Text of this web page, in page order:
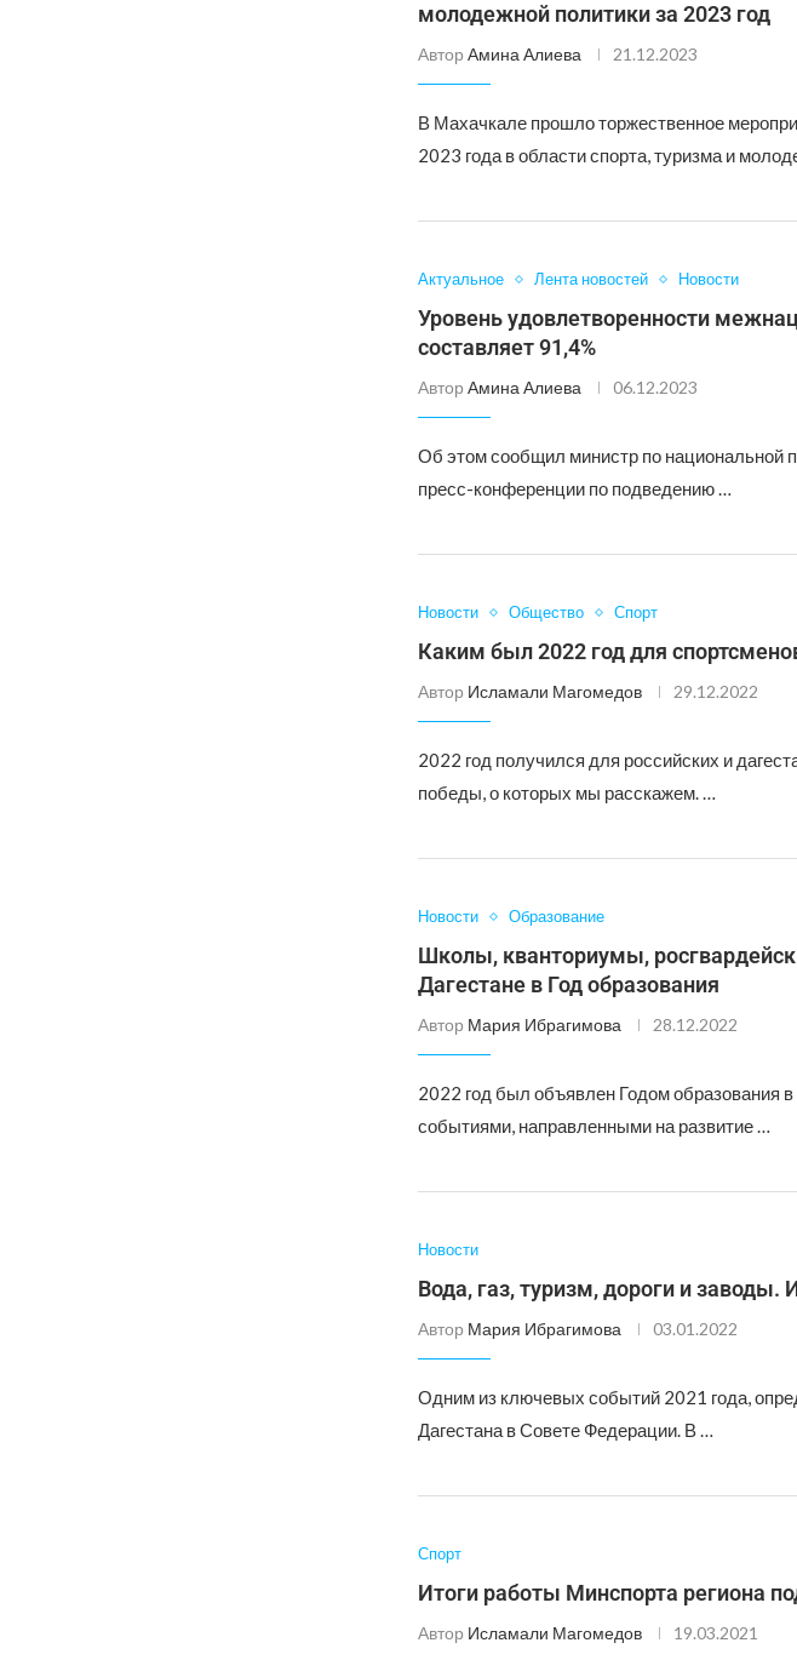
молодежной политики за 2023 год
Автор Амина Алиева 21.12.2023
В Махачкале прошло торжественное
2023 года в области спорта, туризма и
Актуальное Лента новостей Новости
Уровень удовлетворенности
составляет 91,4%
Автор Амина Алиева 06.12.2023
Об этом сообщил министр по национальной
пресс-конференции по подведению …
Новости Общество Спорт
Каким был 2022 год для
Автор Исламали Магомедов 29.12.2022
2022 год получился для российских и
победы, о которых мы расскажем. …
Новости Образование
Школы, кванториумы,
Дагестане в Год образования
Автор Мария Ибрагимова 28.12.2022
2022 год был объявлен Годом образования
событиями, направленными на развитие …
Новости
Вода, газ, туризм, дороги и заводы.
Автор Мария Ибрагимова 03.01.2022
Одним из ключевых событий 2021 года,
Дагестана в Совете Федерации. В …
Спорт
Итоги работы Минспорта региона
Автор Исламали Магомедов 19.03.2021